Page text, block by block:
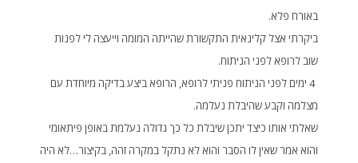
באורח פלא.
ביקרתי אצל קלינאית התקשורת שהייתה המומה וייעצה לי לפנות
שוב לרופא לפני הניתוח.
4 ימים לפני הניתוח פניתי לרופא, הרופא ביצע בדיקה מיוחדת עם
מצלמה וקבע שהיבלת נעלמה.
שאלתי אותו כיצד יתכן שיבלת כל כך גדולה נעלמת באופן פיתאומי
והוא אמר שאין לו הסבר והוא לא נתקל במקרה זהה, בקיצור…לא היה